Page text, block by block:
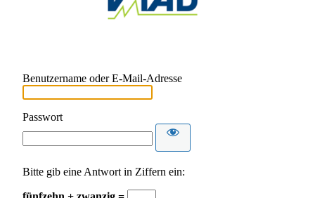
Benutzername oder E-Mail-Adresse
Passwort
Bitte gib eine Antwort in Ziffern ein: